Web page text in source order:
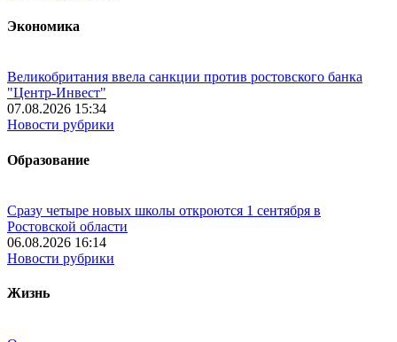
Экономика
Великобритания ввела санкции против ростовского банка
"Центр-Инвест"
07.08.2026 15:34
Новости рубрики
Образование
Сразу четыре новых школы откроются 1 сентября в
Ростовской области
06.08.2026 16:14
Новости рубрики
Жизнь